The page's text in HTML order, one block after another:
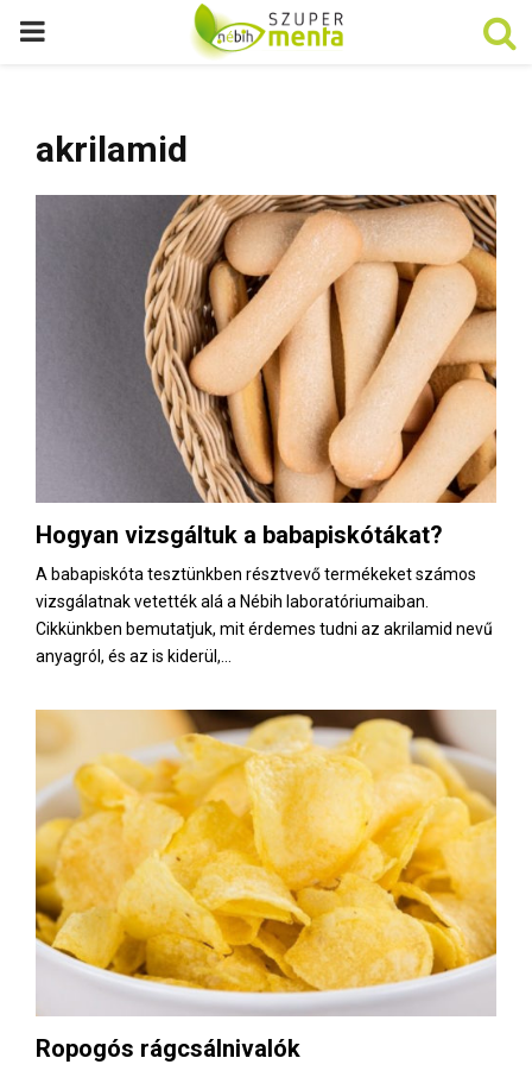
P
N
akrilamid
Hogyan vizsgáltuk a babapiskótákat?
A babapiskóta tesztünkben résztvevő termékeket számos
vizsgálatnak vetették alá a Nébih laboratóriumaiban.
Cikkünkben bemutatjuk, mit érdemes tudni az akrilamid nevű
anyagról, és az is kiderül,...
Ropogós rágcsálnivalók